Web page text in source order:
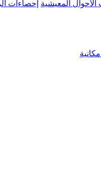
الأحوال المعيشية إحصاءات